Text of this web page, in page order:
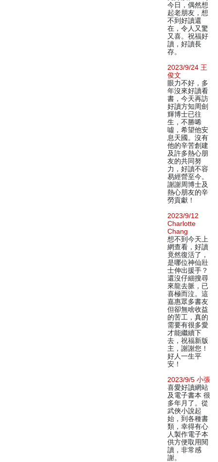
今日，偶然想
起老朋友，想
不到好讀還
在，令人又驚
又喜。祝福好
讀，好讀長
存。
2023/9/24 王
俊文
眼力不好，多
年沒來好讀看
書，今天再訪
好讀方知周劍
輝博士已往
生，不勝唏
噓，希望他安
息天國。沒有
他的辛苦創建
及許多熱心朋
友的共同努
力，好讀不容
易經營至今。
謝謝周博士及
熱心朋友的辛
勞貢獻！
2023/9/12
Charlotte
Chang
想不到今天上
網查看，好讀
竟然復活了，
是哪位神仙壯
士伸出援手？
還沒仔細搜尋
來龍去脈，已
喜極而泣。這
嘉惠眾多書友
但卻無啥收益
的苦工，真的
需要有很多愛
才能繼續下
去，祝福新版
主，謝謝您！
好人一生平
安！
2023/9/5 小張
喜愛好讀網站
及電子書本 很
多年月了。從
武俠小說起
始，到各種書
類，幸得有心
人製作電子本
供方便取用閱
讀，非常感
謝。